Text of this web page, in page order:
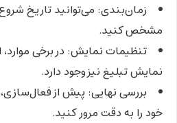
زمان‌بندی: می‌توانید تاریخ
مشخص کنید.
تنظیمات نمایش: در برخی
نمایش تبلیغ نیز وجود دارد.
بررسی نهایی: پیش از
خود را به دقت مرور کنید.